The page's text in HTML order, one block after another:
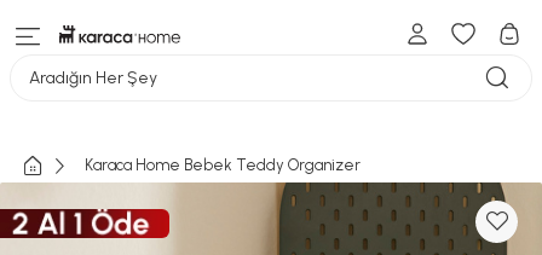
Aradığın Her Şey
Karaca Home Bebek Teddy Organizer